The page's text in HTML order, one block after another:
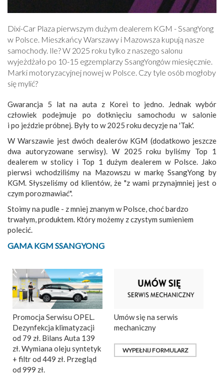
Dixi-Car Plaza pierwszym dużym dealerem KGM - SsangYong
w Polsce. Mieszkańcy Warszawy i Mazowsza kupują nasze
samochody. Ile? W 2025 roku tylko z naszego salonu
wyjeżdżało po 10-15 egzemplarzy SsangYongów miesięcznie.
Marki motoryzacyjnej nowej w Polsce. Czy tyle osób mogłoby
się mylić?
Gwarancja 5 lat na auta z Korei to jedno. Jednak wybór
człowiek podejmuje po dotknięciu samochodu w salonie
i po jeździe próbnej. Były to w 2025 roku decyzje na 'Tak'.
W Warszawie jest dwóch dealerów KGM (dodatkowo jeszcze
dwa autoryzowane serwisy). W 2025 roku byliśmy Top 1
dealerem w stolicy i Top 1 dużym dealerem w Polsce. Jako
pierwsi wchodziliśmy na Mazowszu w markę SsangYong by
KGM. Słyszeliśmy od klientów, że "z wami przynajmniej jest o
czym porozmawiać".
Stoimy na pudle - z mniej znanym w Polsce, choć bardzo
trwałym, produktem. Który możemy z czystym sumieniem
polecić.
GAMA KGM SSANGYONG
Promocja Serwisu OPEL.
Dezynfekcja klimatyzacji
od 79 zł. Bilans Auta 139
zł. Wymiana oleju syntetyk
+ filtr od 449 zł. Przegląd
od 999 zł.
Umów się na serwis
mechaniczny
WYPEŁNIJ FORMULARZ